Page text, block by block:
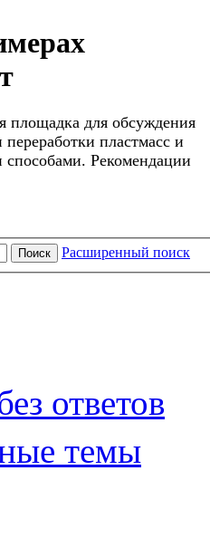
площадка для обсуждения
пластмасс и
способами. Рекомендации
Поиск Расширенный поиск
ответов
темы